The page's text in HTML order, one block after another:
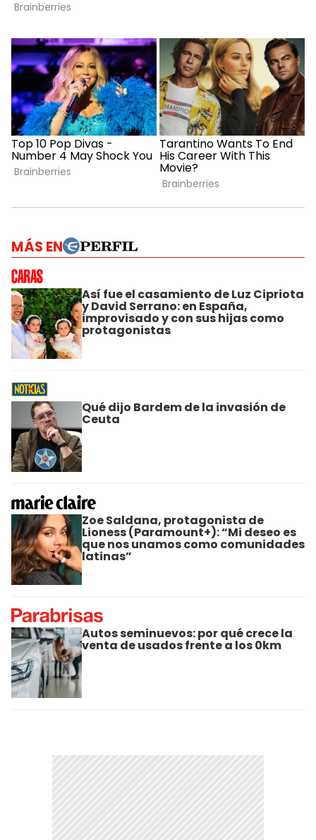
MÁS EN
Así fue el casamiento de Luz Cipriota
y David Serrano: en España,
improvisado y con sus hijas como
protagonistas
Qué dijo Bardem de la invasión de
Ceuta
Zoe Saldana, protagonista de
Lioness (Paramount+): “Mi deseo es
que nos unamos como comunidades
latinas”
Autos seminuevos: por qué crece la
venta de usados frente a los 0km